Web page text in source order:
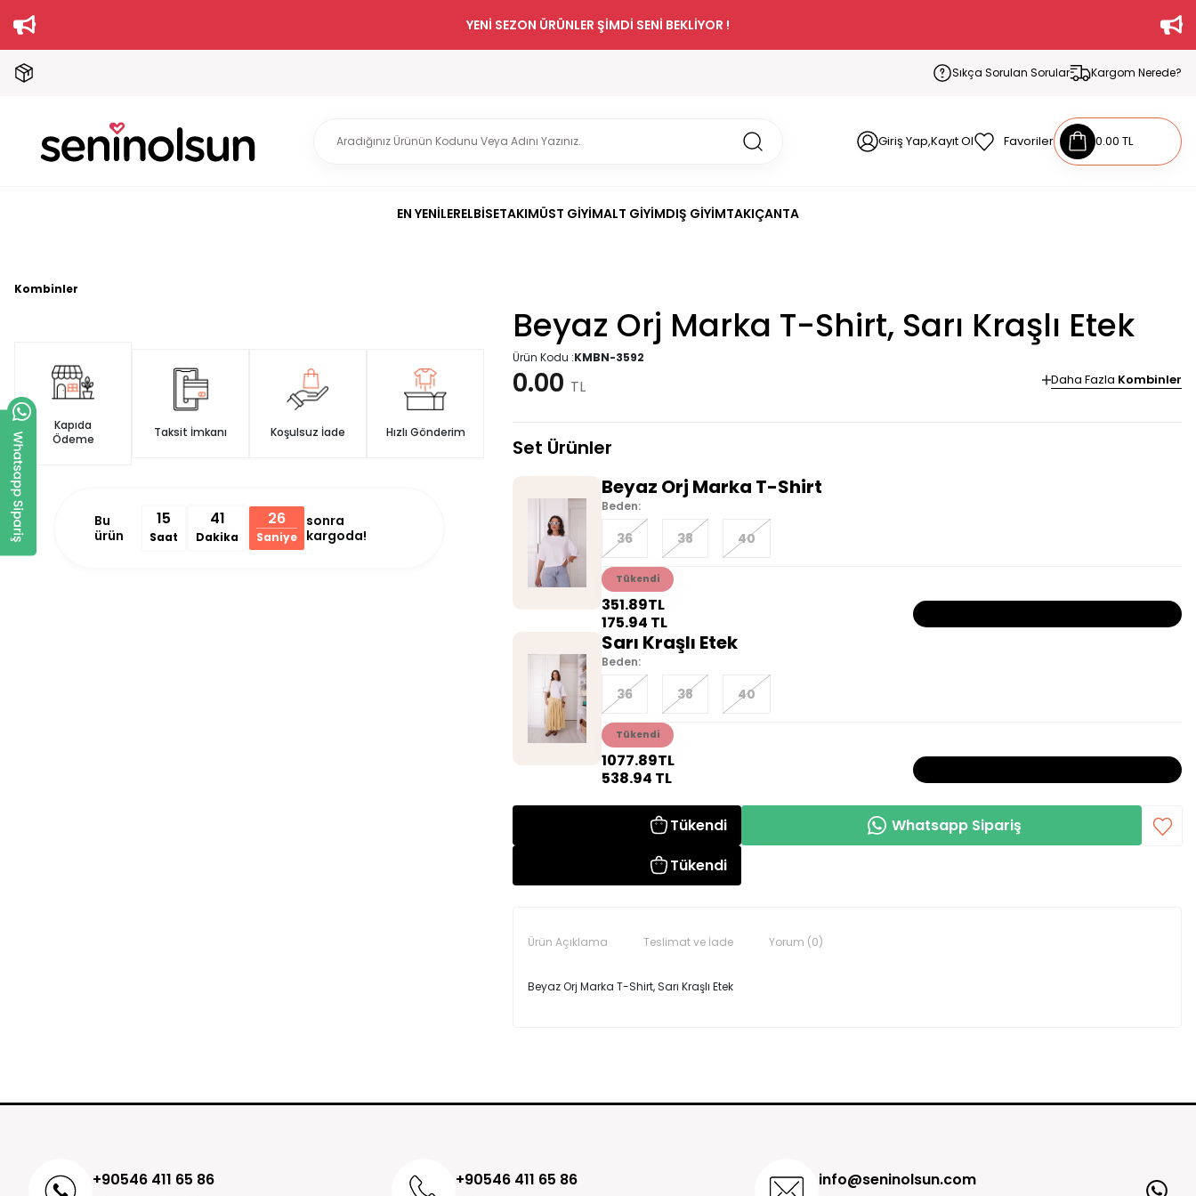
YENİ SEZON ÜRÜNLER ŞİMDİ SENİ BEKLİYOR !
Sıkça Sorulan Sorular Kargom Nerede?
Giriş Yap,Kayıt Ol Favoriler 0.00 TL
EN YENİLERELBİSETAKIMÜST GİYİMALT GİYİMDIŞ GİYİMTAKIÇANTA
Kombinler
Kapıda
Ödeme
Taksit İmkanı Koşulsuz İade Hızlı Gönderim
Bu
ürün
15
Saat
41
Dakika
26
Saniye
sonra
kargoda!
Beyaz Orj Marka T-Shirt, Sarı Kraşlı Etek
Ürün Kodu :KMBN-3592
0.00 TL Daha Fazla Kombinler
Set Ürünler
Beyaz Orj Marka T-Shirt
Beden:
36 38 40
Tükendi
351.89TL
175.94 TL
Sarı Kraşlı Etek
Beden:
36 38 40
Tükendi
1077.89TL
538.94 TL
Tükendi
Tükendi
Whatsapp Sipariş
Ürün Açıklama Teslimat ve İade Yorum (0)
Beyaz Orj Marka T-Shirt, Sarı Kraşlı Etek
Ödemenizi kredi kartıyla gerçekleştirdiyseniz para iadeniz ödeme yaptığınız kartınıza iade gönderiniz iade ekibimiz
tarafından onaylandıktan sonra 3-7 iş günü içerisinde iade edilir.
+90546 411 65 86 +90546 411 65 86 info@seninolsun.com